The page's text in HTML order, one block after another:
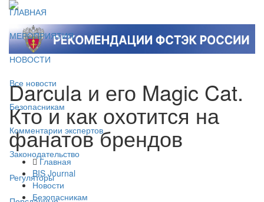
ГЛАВНАЯ
МЕРОПРИЯТИЯ
НОВОСТИ
Все новости
Безопасникам
Комментарии экспертов
Законодательство
Регуляторы
Darcula и его Magic Cat.
Кто и как охотится на
фанатов брендов
Главная
BIS Journal
Новости
Безопасникам